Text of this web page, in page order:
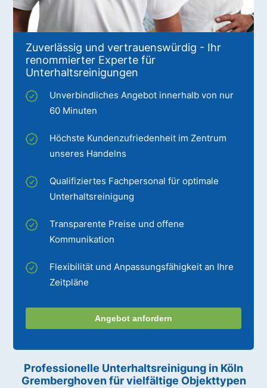
Zuverlässig und vertrauenswürdig - Ihr
renommierter Experte für
Unterhaltsreinigungen
Unverbindliches Angebot innerhalb von nur
60 Minuten
Höchste Kundenzufriedenheit im Zentrum
unseres Handelns
Qualifiziertes Fachpersonal für optimale
Unterhaltsreinigung
Transparente Preise und offene
Kommunikation
Flexibilität und Anpassungsfähigkeit an Ihre
Zeitpläne
Angebot anfordern
Professionelle Unterhaltsreinigung in Köln
Gremberghovenfür vielfältige Objekttypen